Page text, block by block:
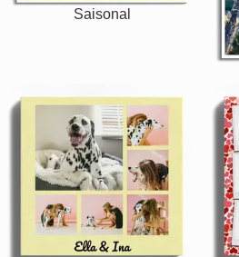
Saisonal